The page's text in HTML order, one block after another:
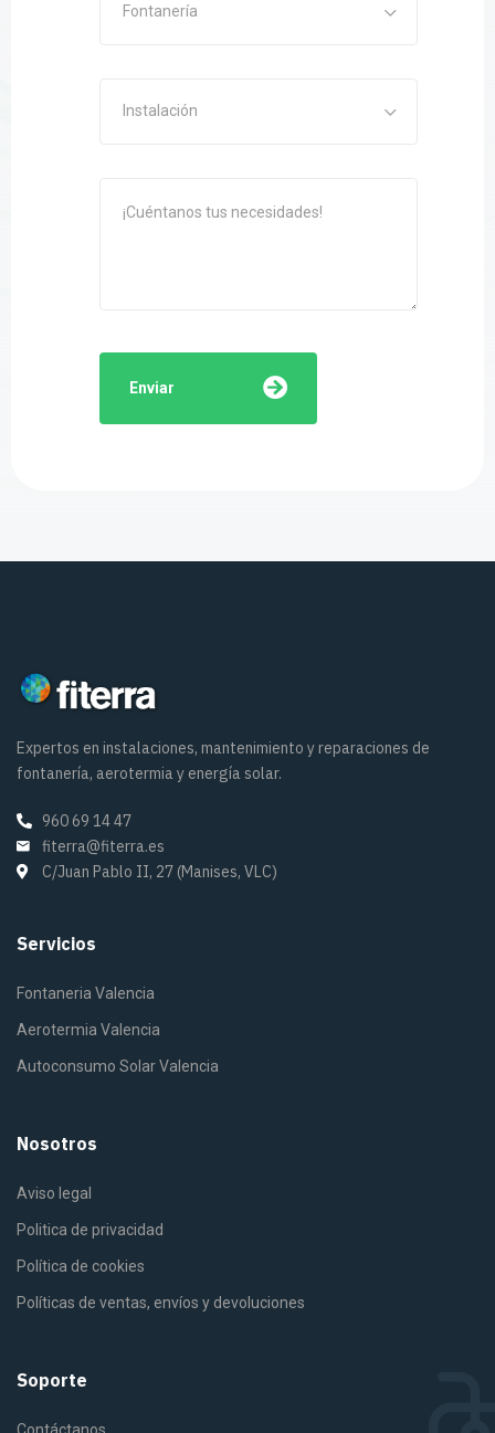
Fontanería
Instalación
Enviar
Expertos en instalaciones, mantenimiento y reparaciones de
fontanería, aerotermia y energía solar.
960 69 14 47
fiterra@fiterra.es
C/Juan Pablo II, 27 (Manises, VLC)
Servicios
Fontaneria Valencia
Aerotermia Valencia
Autoconsumo Solar Valencia
Nosotros
Aviso legal
Politica de privacidad
Política de cookies
Políticas de ventas, envíos y devoluciones
Soporte
Contáctanos